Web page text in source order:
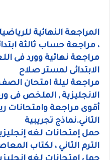
المراجعة النهائية
، مراجعة حساب ثالثة
مراجعة نهائية وورد فى
الابتدائى لمستر صلاح
مراجعة ليلة امتحان الصف
الانجليزية , الملخص فى
أقوى مراجعة وامتحانات
الثاني.نماذج تجريبية
حمل إمتحانات لغه
الترم الثاني ، لكتاب